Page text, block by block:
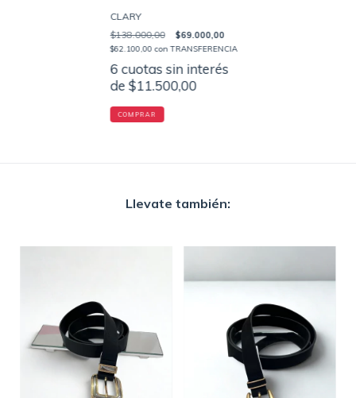
CLARY
$138.000,00 $69.000,00
$62.100,00con TRANSFERENCIA
6 cuotas sin interés
de $11.500,00
COMPRAR
Llevate también: